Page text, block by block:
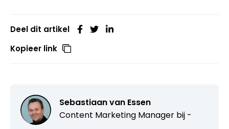
Deel dit artikel
Kopieer link
Sebastiaan van Essen
Content Marketing Manager bij -